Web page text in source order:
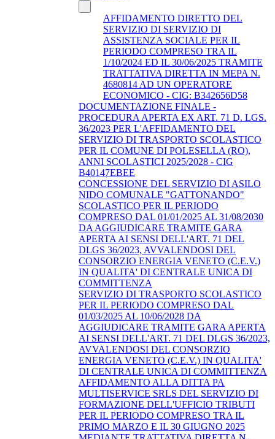
AFFIDAMENTO DIRETTO DEL
SERVIZIO DI SERVIZIO DI
ASSISTENZA SOCIALE PER IL
PERIODO COMPRESO TRA IL
1/10/2024 ED IL 30/06/2025 TRAMITE
TRATTATIVA DIRETTA IN MEPA N.
4680814 AD UN OPERATORE
ECONOMICO - CIG: B342656D58
DOCUMENTAZIONE FINALE -
PROCEDURA APERTA EX ART. 71 D. LGS.
36/2023 PER L'AFFIDAMENTO DEL
SERVIZIO DI TRASPORTO SCOLASTICO
PER IL COMUNE DI POLESELLA (RO),
ANNI SCOLASTICI 2025/2028 - CIG
B40147EBEE
CONCESSIONE DEL SERVIZIO DI ASILO
NIDO COMUNALE "GATTONANDO"
SCOLASTICO PER IL PERIODO
COMPRESO DAL 01/01/2025 AL 31/08/2030
DA AGGIUDICARE TRAMITE GARA
APERTA AI SENSI DELL'ART. 71 DEL
DLGS 36/2023, AVVALENDOSI DEL
CONSORZIO ENERGIA VENETO (C.E.V.)
IN QUALITA' DI CENTRALE UNICA DI
COMMITTENZA
SERVIZIO DI TRASPORTO SCOLASTICO
PER IL PERIODO COMPRESO DAL
01/03/2025 AL 10/06/2028 DA
AGGIUDICARE TRAMITE GARA APERTA
AI SENSI DELL'ART. 71 DEL DLGS 36/2023,
AVVALENDOSI DEL CONSORZIO
ENERGIA VENETO (C.E.V.) IN QUALITA'
DI CENTRALE UNICA DI COMMITTENZA
AFFIDAMENTO ALLA DITTA PA
MULTISERVICE SRLS DEL SERVIZIO DI
FORMAZIONE DELL'UFFICIO TRIBUTI
PER IL PERIODO COMPRESO TRA IL
PRIMO MARZO E IL 30 GIUGNO 2025